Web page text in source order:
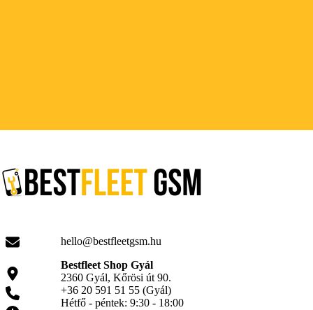
hello@bestfleetgsm.hu
Bestfleet Shop Gyál
2360 Gyál, Kőrösi út 90.
+36 20 591 51 55 (Gyál)
Hétfő - péntek: 9:30 - 18:00